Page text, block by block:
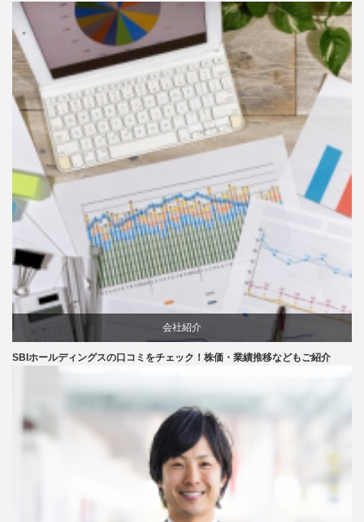
会社紹介
SBIホールディングスの口コミをチェック！株価・業績推移などもご紹介